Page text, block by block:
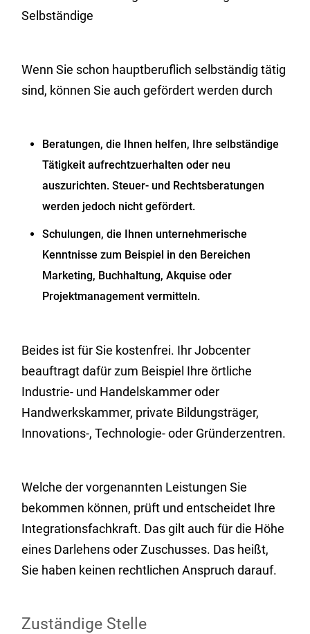
Selbständige
Wenn Sie schon hauptberuflich selbständig tätig
sind, können Sie auch gefördert werden durch
Beratungen, die Ihnen helfen, Ihre selbständige
Tätigkeit aufrechtzuerhalten oder neu
auszurichten. Steuer- und Rechtsberatungen
werden jedoch nicht gefördert.
Schulungen, die Ihnen unternehmerische
Kenntnisse zum Beispiel in den Bereichen
Marketing, Buchhaltung, Akquise oder
Projektmanagement vermitteln.
Beides ist für Sie kostenfrei. Ihr Jobcenter
beauftragt dafür zum Beispiel Ihre örtliche
Industrie- und Handelskammer oder
Handwerkskammer, private Bildungsträger,
Innovations-, Technologie- oder Gründerzentren.
Welche der vorgenannten Leistungen Sie
bekommen können, prüft und entscheidet Ihre
Integrationsfachkraft. Das gilt auch für die Höhe
eines Darlehens oder Zuschusses. Das heißt,
Sie haben keinen rechtlichen Anspruch darauf.
Zuständige Stelle